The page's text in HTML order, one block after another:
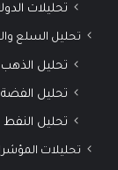
تحليلات
تحليل السلع
تحليل الذهب
تحليل الفضة
تحليل النفط
تحليلات